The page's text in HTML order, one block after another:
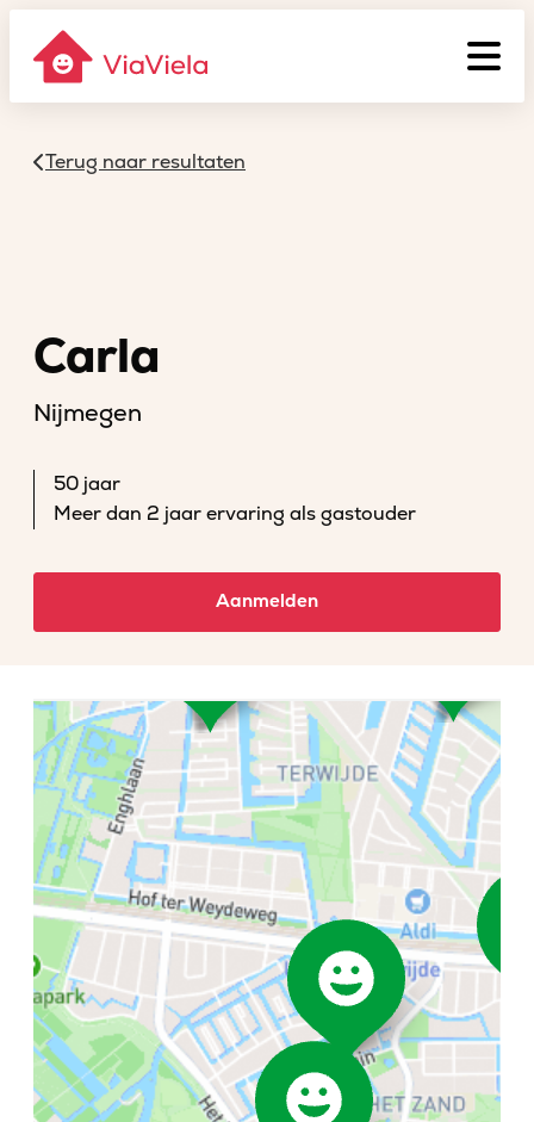
Terug naar resultaten
Carla
Nijmegen
50 jaar
Meer dan 2 jaar ervaring als gastouder
Aanmelden